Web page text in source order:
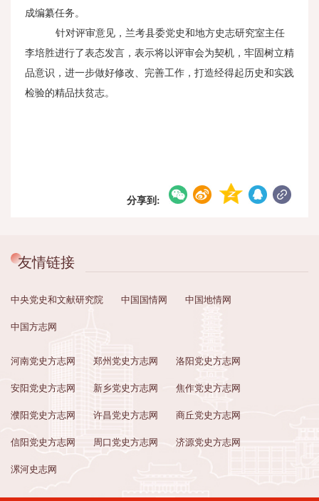
成编纂任务。
针对评审意见，兰考县委党史和地方史志研究室主任
李培胜进行了表态发言，表示将以评审会为契机，牢固树立精
品意识，进一步做好修改、完善工作，打造经得起历史和实践
检验的精品扶贫志。
分享到:
友情链接
中央党史和文献研究院 中国国情网 中国地情网
中国方志网
河南党史方志网 郑州党史方志网 洛阳党史方志网
安阳党史方志网 新乡党史方志网 焦作党史方志网
濮阳党史方志网 许昌党史方志网 商丘党史方志网
信阳党史方志网 周口党史方志网 济源党史方志网
漯河史志网